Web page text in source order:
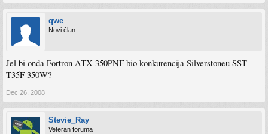
qwe
Novi član
Jel bi onda Fortron ATX-350PNF bio konkurencija Silverstoneu SST-
T35F 350W?
Dec 26, 2008
Stevie_Ray
Veteran foruma